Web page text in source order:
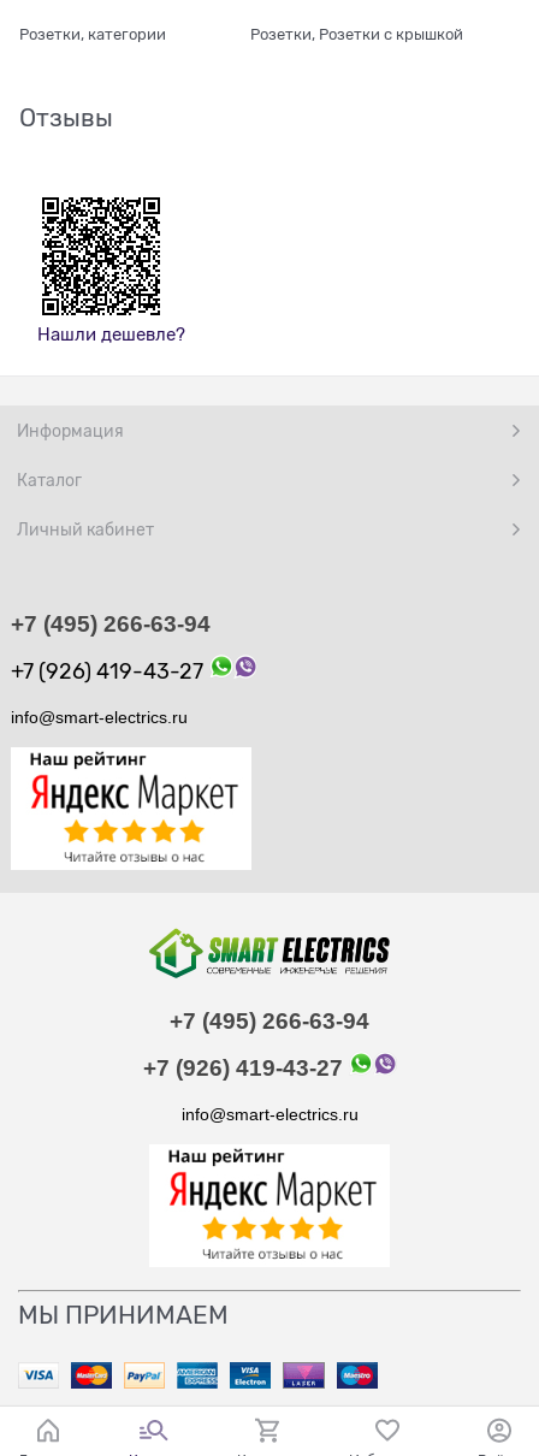
Розетки, категории Розетки, Розетки с крышкой
Отзывы
Нашли дешевле?
Информация
Каталог
Личный кабинет
+7 (495) 266-63-94
+7 (926) 419-43-27
info@smart-electrics.ru
+7 (495) 266-63-94
+7 (926) 419-43-27
info@smart-electrics.ru
МЫ ПРИНИМАЕМ